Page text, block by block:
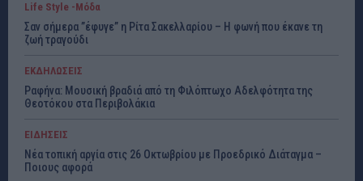
Life Style -Μόδα
Σαν σήμερα ”έφυγε” η Ρίτα Σακελλαρίου – Η φωνή που έκανε τη
ζωή τραγούδι
ΕΚΔΗΛΩΣΕΙΣ
Ραφήνα: Μουσική βραδιά από τη Φιλόπτωχο Αδελφότητα της
Θεοτόκου στα Περιβολάκια
ΕΙΔΗΣΕΙΣ
Νέα τοπική αργία στις 26 Οκτωβρίου με Προεδρικό Διάταγμα –
Ποιους αφορά